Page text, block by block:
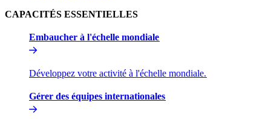
CAPACITÉS ESSENTIELLES​​
Embaucher à l'échelle mondiale​​
Développez votre activité à l'échelle mondiale.​​
Gérer des équipes internationales​​